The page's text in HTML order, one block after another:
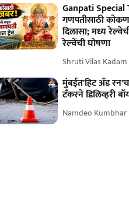
Ganpati Special
गणपतीसाठी
दिलासा; मध्य
रेल्वेंची घोषणा
Shruti Vilas Kadam
मुंबईत'हिट अँड
टँकरने डिलिव्हरी
Namdeo Kumbhar